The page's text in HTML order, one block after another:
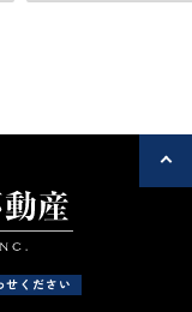
せください